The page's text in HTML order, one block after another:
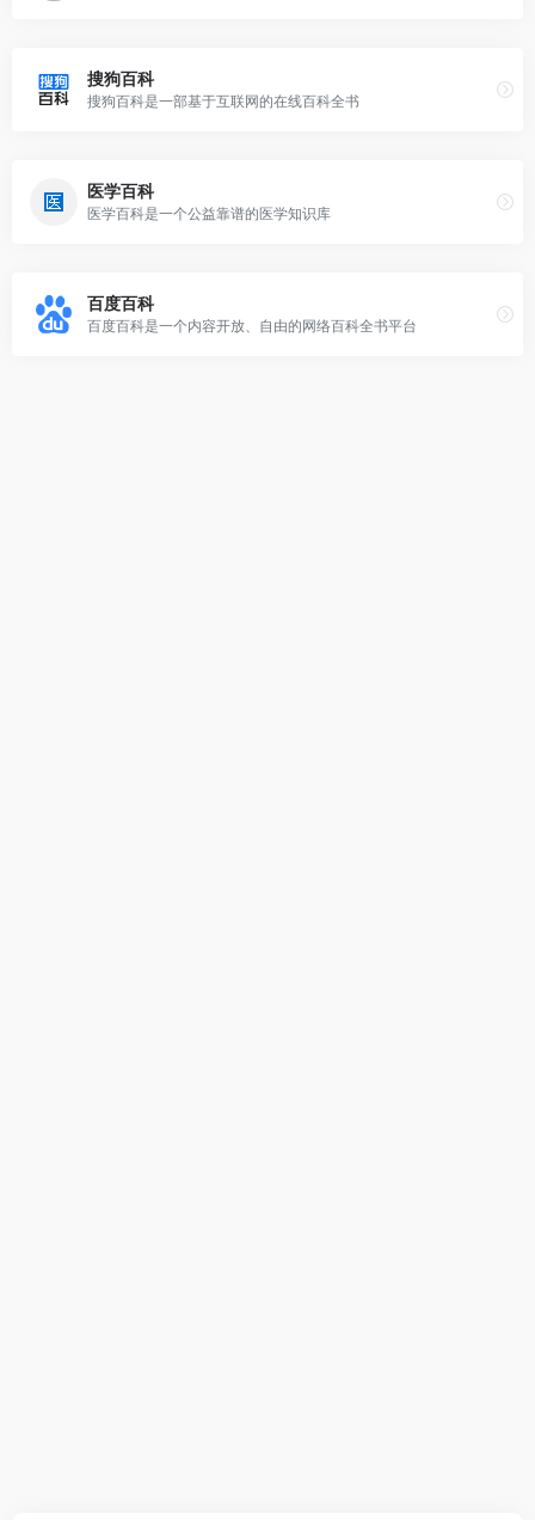
搜狗百科
搜狗百科是一部基于互联网的在线百科全书
医学百科
医学百科是一个公益靠谱的医学知识库
百度百科
百度百科是一个内容开放、自由的网络百科全书平台